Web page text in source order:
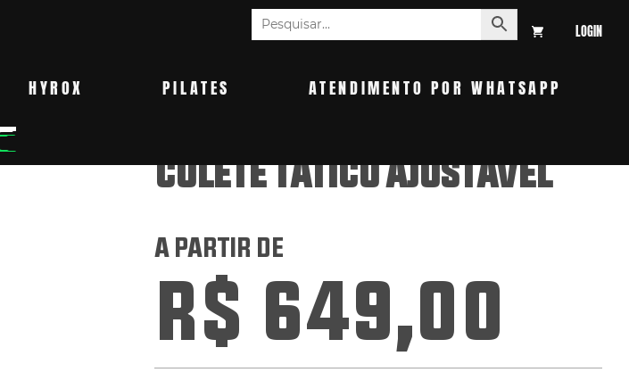
LOGIN
HYROX PILATES ATENDIMENTO POR WHATSAPP
COLETE TÁTICO AJUSTÁVEL
A PARTIR DE
R$ 649,00